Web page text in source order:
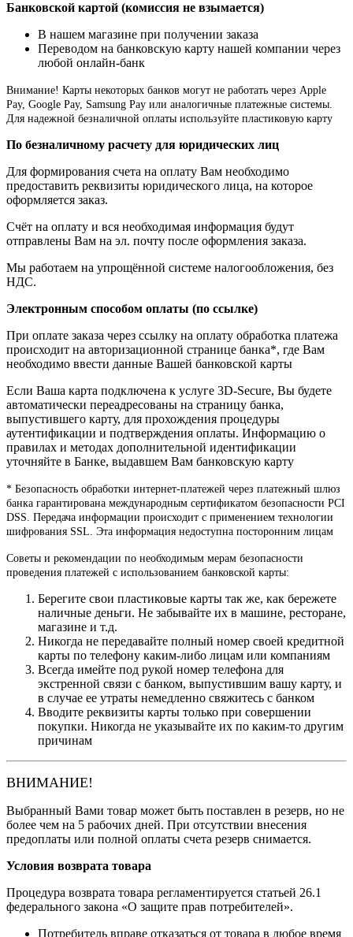
Банковской картой (комиссия не взымается)
В нашем магазине при получении заказа
Переводом на банковскую карту нашей компании через
любой онлайн-банк
Внимание! Карты некоторых банков могут не работать через Apple
Pay, Google Pay, Samsung Pay или аналогичные платежные системы.
Для надежной безналичной оплаты используйте пластиковую карту
По безналичному расчету для юридических лиц
Для формирования счета на оплату Вам необходимо
предоставить реквизиты юридического лица, на которое
оформляется заказ.
Счёт на оплату и вся необходимая информация будут
отправлены Вам на эл. почту после оформления заказа.
Мы работаем на упрощённой системе налогообложения, без
НДС.
Электронным способом оплаты (по ссылке)
При оплате заказа через ссылку на оплату обработка платежа
происходит на авторизационной странице банка*, где Вам
необходимо ввести данные Вашей банковской карты
Если Ваша карта подключена к услуге 3D-Secure, Вы будете
автоматически переадресованы на страницу банка,
выпустившего карту, для прохождения процедуры
аутентификации и подтверждения оплаты. Информацию о
правилах и методах дополнительной идентификации
уточняйте в Банке, выдавшем Вам банковскую карту
* Безопасность обработки интернет-платежей через платежный шлюз
банка гарантирована международным сертификатом безопасности PCI
DSS. Передача информации происходит с применением технологии
шифрования SSL. Эта информация недоступна посторонним лицам
Советы и рекомендации по необходимым мерам безопасности
проведения платежей с использованием банковской карты:
Берегите свои пластиковые карты так же, как бережете
наличные деньги. Не забывайте их в машине, ресторане,
магазине и т.д.
Никогда не передавайте полный номер своей кредитной
карты по телефону каким-либо лицам или компаниям
Всегда имейте под рукой номер телефона для
экстренной связи с банком, выпустившим вашу карту, и
в случае ее утраты немедленно свяжитесь с банком
Вводите реквизиты карты только при совершении
покупки. Никогда не указывайте их по каким-то другим
причинам
ВНИМАНИЕ!
Выбранный Вами товар может быть поставлен в резерв, но не
более чем на 5 рабочих дней. При отсутствии внесения
предоплаты или полной оплаты счета резерв снимается.
Условия возврата товара
Процедура возврата товара регламентируется статьей 26.1
федерального закона «О защите прав потребителей».
Потребитель вправе отказаться от товара в любое время